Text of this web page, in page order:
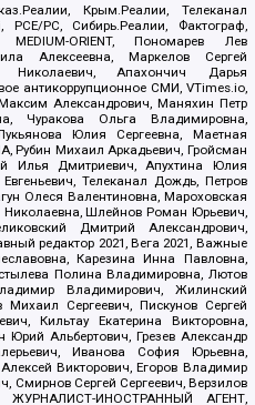
Крым.Реалии, Телеканал
PC, Сибирь.Реалии, Фактограф,
ORIENT, Пономарев Лев
Алексеевна, Маркелов Сергей
Николаевич, Апахончич Дарья
антикоррупционное СМИ, VTimes.io,
Александрович, Маняхин Петр
Чуракова Ольга Владимировна,
Юлия Сергеевна, Маетная
Рубин Михаил Аркадьевич, Гройсман
Илья Дмитриевич, Апухтина Юлия
Телеканал Дождь, Петров
Олеся Валентиновна, Мароховская
Шлейнов Роман Юрьевич,
Дмитрий Александрович,
редактор 2021, Вега 2021, Важные
Карезина Инна Павловна,
Полина Владимировна, Лютов
Владимирович, Жилинский
Сергеевич, Пискунов Сергей
Кильтау Екатерина Викторовна,
Альбертович, Грезев Александр
Иванова София Юрьевна,
Викторович, Егоров Владимир
Смирнов Сергей Сергеевич, Верзилов
ИНОСТРАННЫЙ АГЕНТ,